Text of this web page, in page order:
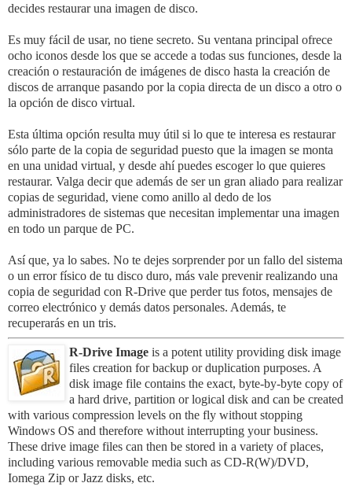
decides restaurar una imagen de disco.
Es muy fácil de usar, no tiene secreto. Su ventana principal ofrece
ocho iconos desde los que se accede a todas sus funciones, desde la
creación o restauración de imágenes de disco hasta la creación de
discos de arranque pasando por la copia directa de un disco a otro o
la opción de disco virtual.
Esta última opción resulta muy útil si lo que te interesa es restaurar
sólo parte de la copia de seguridad puesto que la imagen se monta
en una unidad virtual, y desde ahí puedes escoger lo que quieres
restaurar. Valga decir que además de ser un gran aliado para realizar
copias de seguridad, viene como anillo al dedo de los
administradores de sistemas que necesitan implementar una imagen
en todo un parque de PC.
Así que, ya lo sabes. No te dejes sorprender por un fallo del sistema
o un error físico de tu disco duro, más vale prevenir realizando una
copia de seguridad con R-Drive que perder tus fotos, mensajes de
correo electrónico y demás datos personales. Además, te
recuperarás en un tris.
R-Drive Image is a potent utility providing disk image
files creation for backup or duplication purposes. A
disk image file contains the exact, byte-by-byte copy of
a hard drive, partition or logical disk and can be created
with various compression levels on the fly without stopping
Windows OS and therefore without interrupting your business.
These drive image files can then be stored in a variety of places,
including various removable media such as CD-R(W)/DVD,
Iomega Zip or Jazz disks, etc.